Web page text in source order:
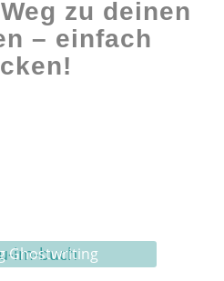
zu deinen
– einfach
Ghostwriting